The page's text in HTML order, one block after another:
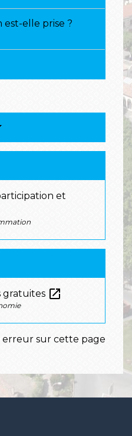
est-elle prise ?
et
gratuites open_in_new
erreur sur cette page